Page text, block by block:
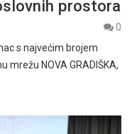
prostora
0
s najvećim brojem
mrežu NOVA GRADIŠKA,